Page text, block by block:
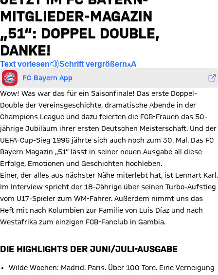
MITGLIEDER-MAGAZIN
„51“: DOPPEL DOUBLE,
DANKE!
Text vorlesen Schrift vergrößern
FC Bayern App
Wow! Was war das für ein Saisonfinale! Das erste Doppel-
Double der Vereinsgeschichte, dramatische Abende in der
Champions League und dazu feierten die FCB-Frauen das 50-
jährige Jubiläum ihrer ersten Deutschen Meisterschaft. Und der
UEFA-Cup-Sieg 1996 jährte sich auch noch zum 30. Mal. Das FC
Bayern Magazin „51“ lässt in seiner neuen Ausgabe all diese
Erfolge, Emotionen und Geschichten hochleben.
Einer, der alles aus nächster Nähe miterlebt hat, ist Lennart Karl.
Im Interview spricht der 18-Jährige über seinen Turbo-Aufstieg
vom U17-Spieler zum WM-Fahrer. Außerdem nimmt uns das
Heft mit nach Kolumbien zur Familie von Luis Díaz und nach
Westafrika zum einzigen FCB-Fanclub in Gambia.
DIE HIGHLIGHTS DER JUNI/JULI-AUSGABE
Wilde Wochen: Madrid. Paris. Über 100 Tore. Eine Verneigung